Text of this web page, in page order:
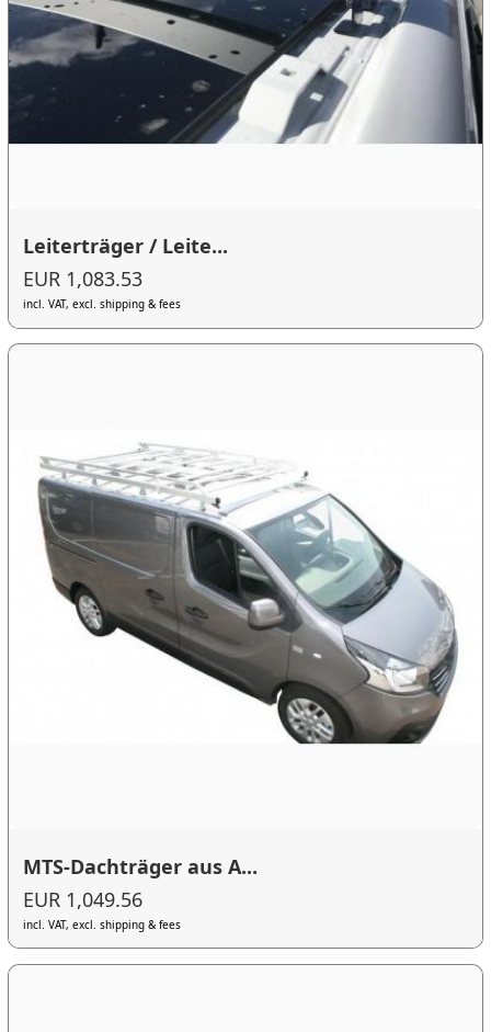
Leiterträger / Leite...
EUR 1,083.53
incl. VAT, excl. shipping & fees
MTS-Dachträger aus A...
EUR 1,049.56
incl. VAT, excl. shipping & fees